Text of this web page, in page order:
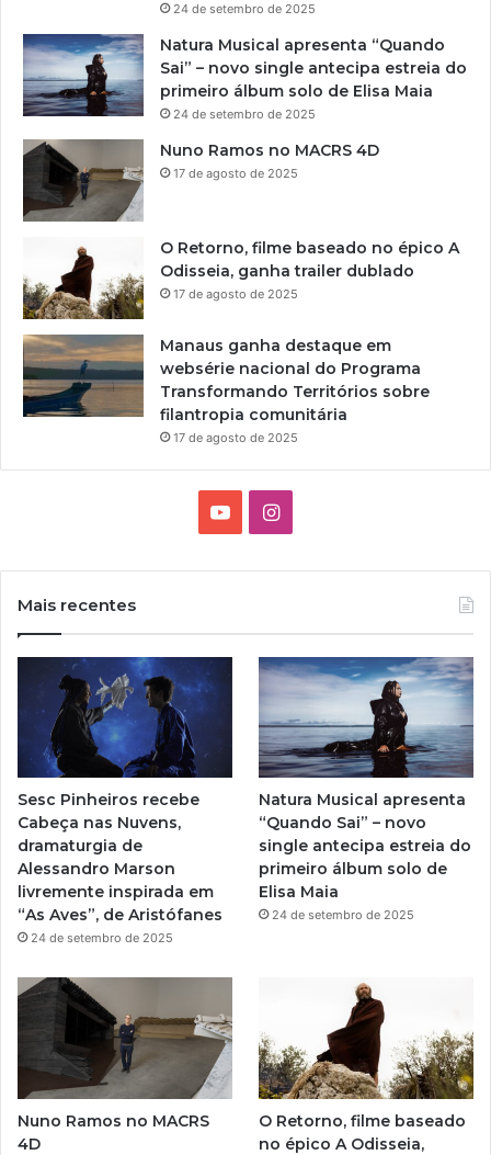
24 de setembro de 2025
Natura Musical apresenta “Quando
Sai” – novo single antecipa estreia do
primeiro álbum solo de Elisa Maia
24 de setembro de 2025
Nuno Ramos no MACRS 4D
17 de agosto de 2025
O Retorno, filme baseado no épico A
Odisseia, ganha trailer dublado
17 de agosto de 2025
Manaus ganha destaque em
websérie nacional do Programa
Transformando Territórios sobre
filantropia comunitária
17 de agosto de 2025
e
I
g
r
a
m
Mais recentes
Sesc Pinheiros recebe
Cabeça nas Nuvens,
dramaturgia de
Alessandro Marson
livremente inspirada em
“As Aves”, de Aristófanes
24 de setembro de 2025
Natura Musical apresenta
“Quando Sai” – novo
single antecipa estreia do
primeiro álbum solo de
Elisa Maia
24 de setembro de 2025
Nuno Ramos no MACRS
4D
O Retorno, filme baseado
no épico A Odisseia,